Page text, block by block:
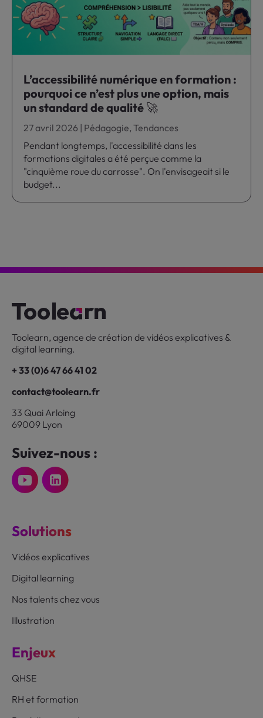
L’accessibilité numérique en formation :
pourquoi ce n’est plus une option, mais
un standard de qualité 🚀
27 avril 2026 | Pédagogie,Tendances
Pendant longtemps, l'accessibilité dans les
formations digitales a été perçue comme la
"cinquième roue du carrosse". On l'envisageait si le
budget...
Toolearn, agence de création de vidéos explicatives &
digital learning.
+ 33 (0)6 47 66 41 02
contact@toolearn.fr
33 Quai Arloing
69009 Lyon
Suivez-nous :
Solutions
Vidéos explicatives
Digital learning
Nos talents chez vous
Illustration
Enjeux
QHSE
RH et formation